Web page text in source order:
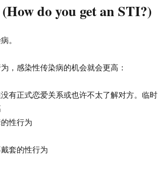
do you get an STI?)
。
，感染性传染病的机会就会更高：
有正式恋爱关系或也许不太了解对方。临时
性行为
套的性行为